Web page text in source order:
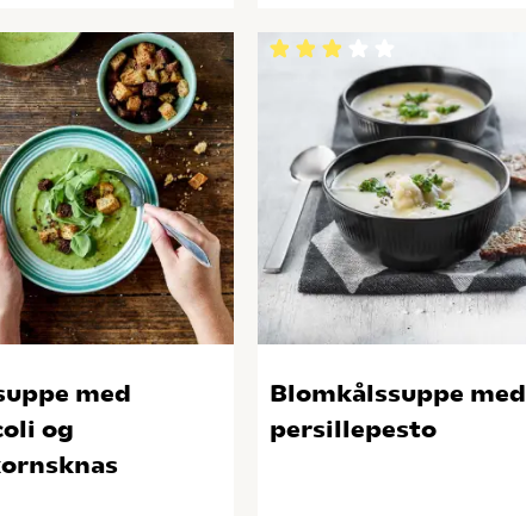
med
og
Blomkålssuppe med
persillepesto